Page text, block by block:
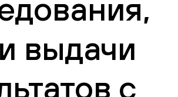
выдачи
с